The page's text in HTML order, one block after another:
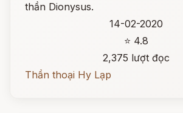
thần Dionysus.
14-02-2020
⭐ 4.8
2,375 lượt đọc
Thần thoại Hy Lạp